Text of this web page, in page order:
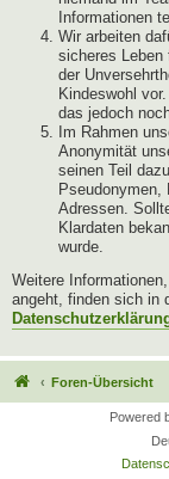
Informationen
Wir arbeiten
sicheres
der
Kindeswohl
das jedoch
Im Rahmen
Anonymität
seinen Teil
Pseudonymen,
Adressen.
Klardaten
wurde.
Weitere
angeht, finden sich in
Foren-Übersicht
Powered